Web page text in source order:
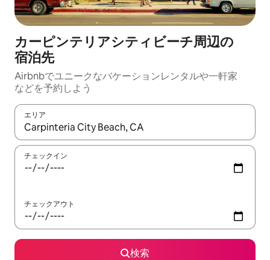
カーピンテリアシティビーチ⁠周⁠辺⁠の
宿⁠泊⁠先
Airbnbでユニークなバ⁠ケ⁠ー⁠シ⁠ョ⁠ンレ⁠ン⁠タ⁠ルや一⁠軒⁠家
な⁠ど⁠を予⁠約⁠し⁠よ⁠う
エリア
検索結果が表示されたら、上下の矢印キーを使って移動するか
チェックイン
チェックアウト
検索